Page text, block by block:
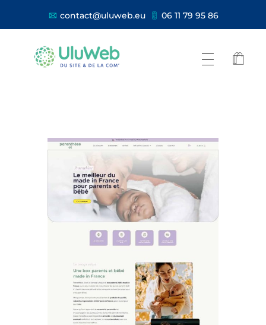
contact@uluweb.eu 06 11 79 95 86